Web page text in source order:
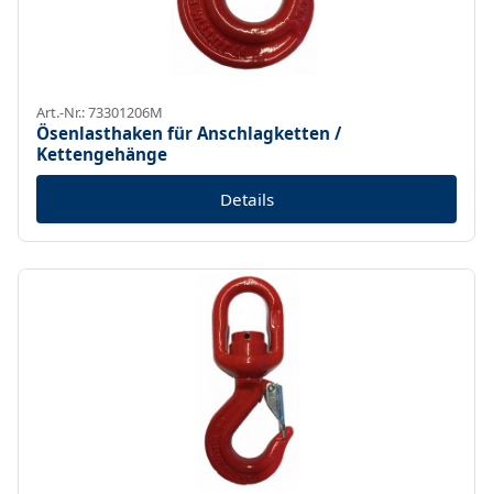
Art.-Nr.: 73301206M
Ösenlasthaken für Anschlagketten /
Kettengehänge
Details